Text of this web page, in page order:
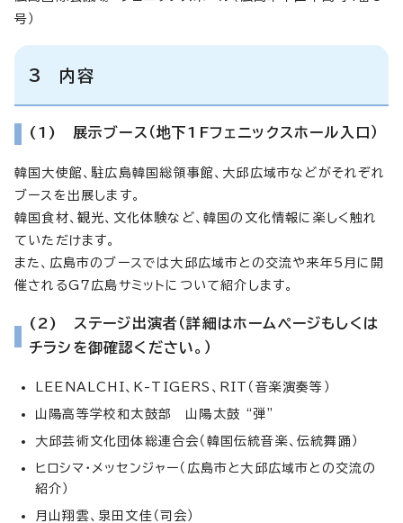
号）
3 内容
(1) 展示ブース（地下1Fフェニックスホール入口）
韓国大使館、駐広島韓国総領事館、大邱広域市などがそれぞれ
ブースを出展します。
韓国食材、観光、文化体験など、韓国の文化情報に楽しく触れ
ていただけます。
また、広島市のブースでは大邱広域市との交流や来年5月に開
催されるG7広島サミットについて紹介します。
(2) ステージ出演者（詳細はホームページもしくは
チラシを御確認ください。）
LEENALCHI、K-TIGERS、RIT（音楽演奏等）
山陽高等学校和太鼓部 山陽太鼓 “弾”
大邱芸術文化団体総連合会（韓国伝統音楽、伝統舞踊）
ヒロシマ・メッセンジャー（広島市と大邱広域市との交流の
紹介）
月山翔雲、泉田文佳（司会）